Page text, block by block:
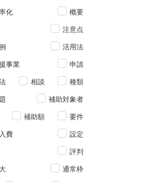
化 概要
注意点
活用法
事業 申請
相談 種類
補助対象者
補助額 要件
費 設定
評判
通常枠